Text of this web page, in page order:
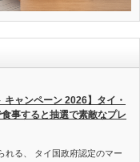
キャンペーン 2026】タイ・
事すると抽選で素敵なプレ
れる、 タイ国政府認定のマー